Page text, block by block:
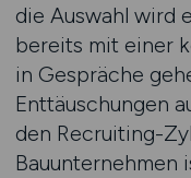
die Auswahl wird
bereits mit einer
in Gespräche
Enttäuschungen
den Recruiting-
Bauunternehmen